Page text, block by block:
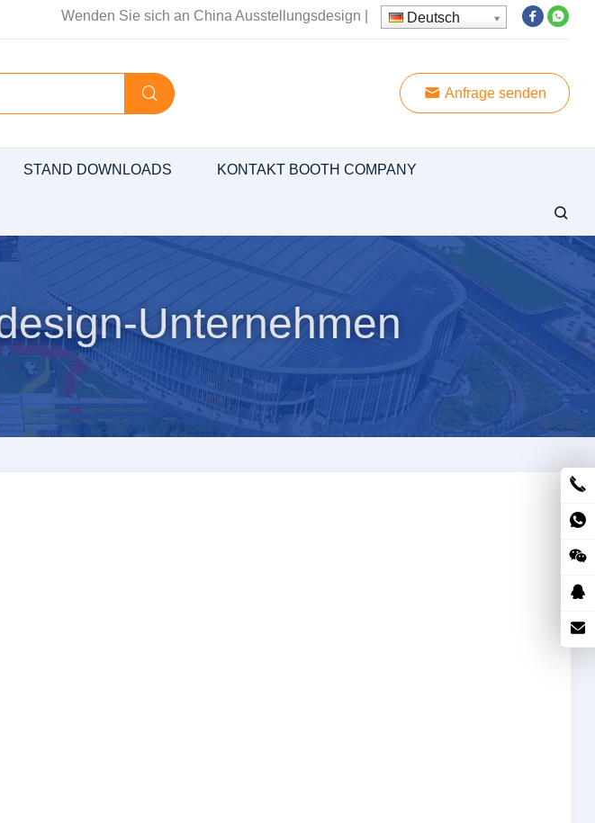
Wenden Sie sich an China Ausstellungsdesign Deutsch
Anfrage senden
STAND DOWNLOADS KONTAKT BOOTH COMPANY
Unternehmen